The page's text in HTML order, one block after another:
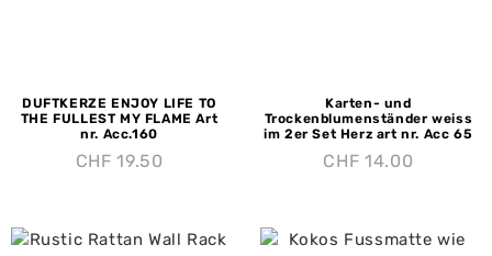
DUFTKERZE ENJOY LIFE TO
THE FULLEST MY FLAME Art
nr. Acc.160
CHF 19.50
Karten- und
Trockenblumenständer weiss
im 2er Set Herz art nr. Acc 65
CHF 14.00